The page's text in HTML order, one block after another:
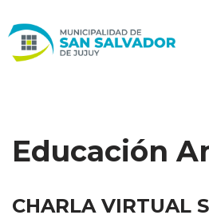
al
Educación
CHARLA VIRTUAL